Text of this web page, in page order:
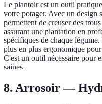
Le plantoir est un outil
votre potager. Avec un design
permettent de creuser des
assurant une plantation en
spécifiques de chaque
plus en plus ergonomique
C'est un outil nécessaire pour
saines.
8. Arrosoir —